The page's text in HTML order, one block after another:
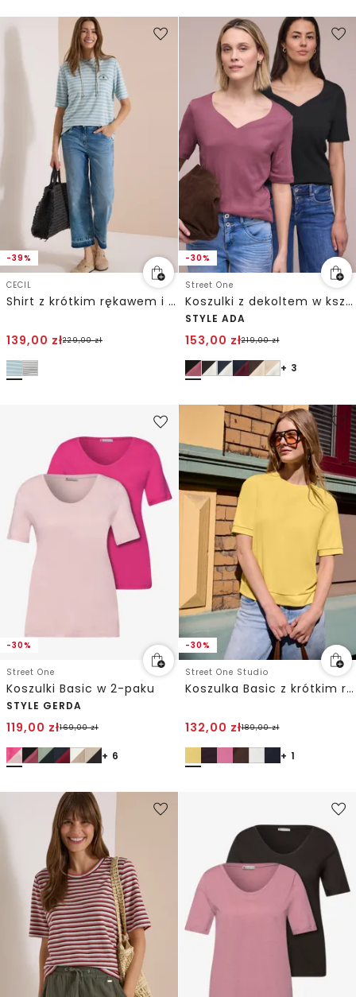
-39%
CECIL
Shirt z krótkim rękawem i kapturem w paski
139,00 zł229,00zł
-30%
Street One
Koszulki z dekoltem w kształcie serca w opakowaniu po 2 szt.
STYLE ADA
153,00 zł219,00zł
+ 3
-30%
Street One
Koszulki Basic w 2-paku
STYLE GERDA
119,00 zł169,00zł
+ 6
-30%
Street One Studio
Koszulka Basic z krótkim rękawem i okrągłym dekoltem
132,00 zł189,00zł
+ 1